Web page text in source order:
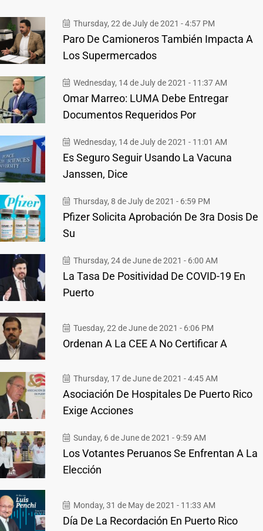
Thursday, 22 de July de 2021 - 4:57 PM
Paro De Camioneros También Impacta A
Los Supermercados
Wednesday, 14 de July de 2021 - 11:37 AM
Omar Marreo: LUMA Debe Entregar
Documentos Requeridos Por
Wednesday, 14 de July de 2021 - 11:01 AM
Es Seguro Seguir Usando La Vacuna
Janssen, Dice
Thursday, 8 de July de 2021 - 6:59 PM
Pfizer Solicita Aprobación De 3ra Dosis De
Su
Thursday, 24 de June de 2021 - 6:00 AM
La Tasa De Positividad De COVID-19 En
Puerto
Tuesday, 22 de June de 2021 - 6:06 PM
Ordenan A La CEE A No Certificar A
Thursday, 17 de June de 2021 - 4:45 AM
Asociación De Hospitales De Puerto Rico
Exige Acciones
Sunday, 6 de June de 2021 - 9:59 AM
Los Votantes Peruanos Se Enfrentan A La
Elección
Monday, 31 de May de 2021 - 11:33 AM
Día De La Recordación En Puerto Rico